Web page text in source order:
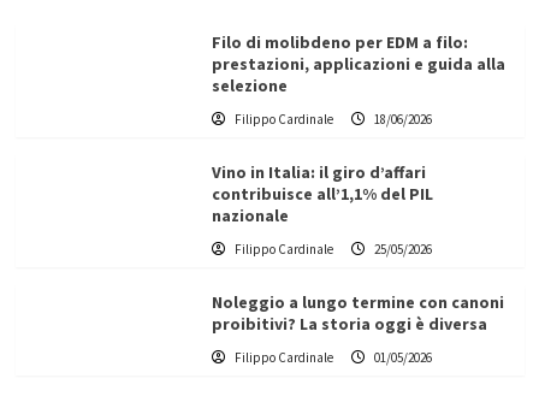
Filo di molibdeno per EDM a filo:
prestazioni, applicazioni e guida alla
selezione
Filippo Cardinale 18/06/2026
Vino in Italia: il giro d’affari
contribuisce all’1,1% del PIL
nazionale
Filippo Cardinale 25/05/2026
Noleggio a lungo termine con canoni
proibitivi? La storia oggi è diversa
Filippo Cardinale 01/05/2026